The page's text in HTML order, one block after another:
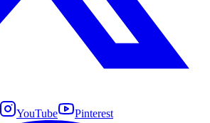
YouTube Pinterest